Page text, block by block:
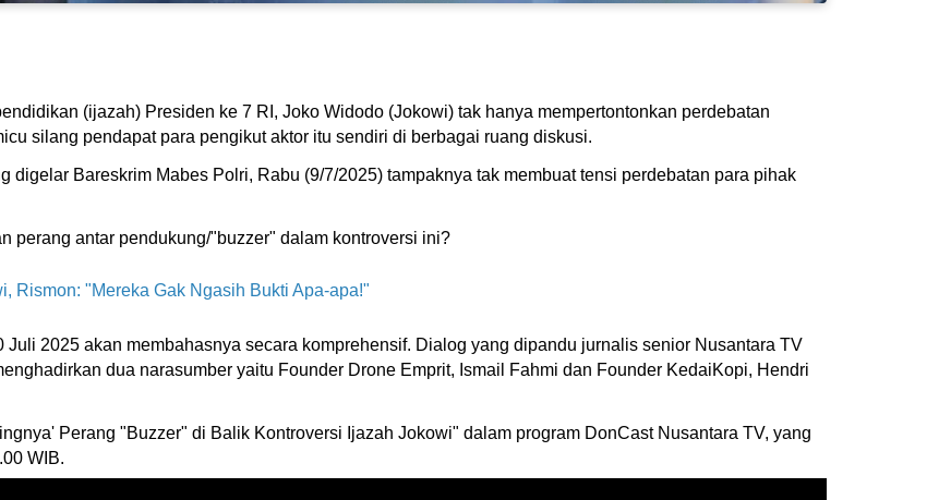
(ijazah) Presiden ke 7 RI, Joko Widodo (Jokowi) tak hanya mempertontonkan perdebatan
silang pendapat para pengikut aktor itu sendiri di berbagai ruang diskusi.
digelar Bareskrim Mabes Polri, Rabu (9/7/2025) tampaknya tak membuat tensi perdebatan para pihak
perang antar pendukung/"buzzer" dalam kontroversi ini?
Rismon: "Mereka Gak Ngasih Bukti Apa-apa!"
2025 akan membahasnya secara komprehensif. Dialog yang dipandu jurnalis senior Nusantara TV
dua narasumber yaitu Founder Drone Emprit, Ismail Fahmi dan Founder KedaiKopi, Hendri
Perang "Buzzer" di Balik Kontroversi Ijazah Jokowi" dalam program DonCast Nusantara TV, yang
WIB.